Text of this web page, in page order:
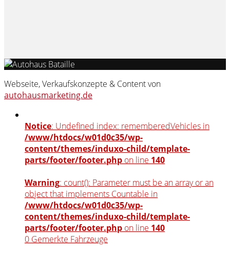
Webseite, Verkaufskonzepte & Content von
autohausmarketing.de
Notice: Undefined index: rememberedVehicles in
/www/htdocs/w01d0c35/wp-
content/themes/induxo-child/template-
parts/footer/footer.php on line 140
Warning: count(): Parameter must be an array or an
object that implements Countable in
/www/htdocs/w01d0c35/wp-
content/themes/induxo-child/template-
parts/footer/footer.php on line 140
0 Gemerkte Fahrzeuge